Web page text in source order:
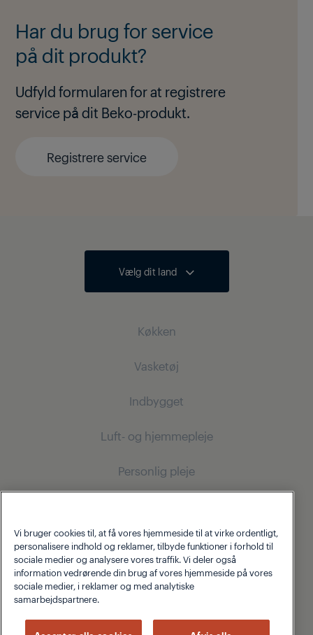
Har du brug for service
på dit produkt?
Udfyld formularen for at registrere
service på dit Beko-produkt.
Registrere service
Vælg dit land
Køkken
Køling
Køleskab
Fryser
Indbygningskøleskab
Indbygnings køle-fryseskab
Madlavning
Indbygningsovne
Vasketøj
Vaskemaskiner
Fritstående vaskemaskiner
Vaske og tørremaskiner
Tørretumblere
Tørretumblere
Strygejern
Indbygget
Køling
Indbygningskøleskab
Madlavning
Indbygningsovne
Luft- og hjemmepleje
Støvsugere
Ledningsfri støvsugere
Støvsugere med beholder
Personlig pleje
Om Grundig
Beko Corporate
Support
Blog
Vi bruger cookies til, at få vores hjemmeside til at virke ordentligt,
personalisere indhold og reklamer, tilbyde funktioner i forhold til
sociale medier og analysere vores traffik. Vi deler også
information vedrørende din brug af vores hjemmeside på vores
sociale medier, i reklamer og med analytiske
samarbejdspartnere.